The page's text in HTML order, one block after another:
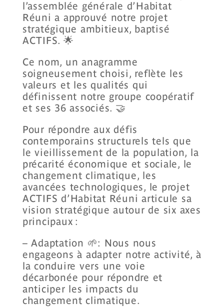
l’assemblée générale d’Habitat
Réuni a approuvé notre projet
stratégique ambitieux, baptisé
ACTIFS. 🌟
Ce nom, un anagramme
soigneusement choisi, reflète les
valeurs et les qualités qui
définissent notre groupe coopératif
et ses 36 associés. 🤝
Pour répondre aux défis
contemporains structurels tels que
le vieillissement de la population, la
précarité économique et sociale, le
changement climatique, les
avancées technologiques, le projet
ACTIFS d’Habitat Réuni articule sa
vision stratégique autour de six axes
principaux :
– Adaptation 🌱: Nous nous
engageons à adapter notre activité, à
la conduire vers une voie
décarbonée pour répondre et
anticiper les impacts du
changement climatique.